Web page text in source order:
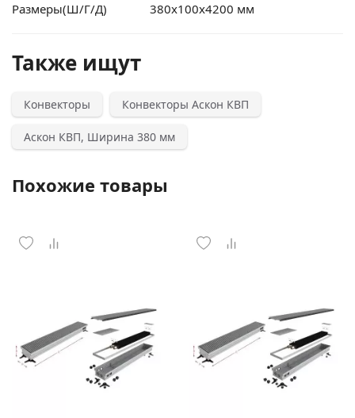
Размеры(Ш/Г/Д)
380x100x4200 мм
Также ищут
Конвекторы Конвекторы Аскон КВП
Аскон КВП, Ширина 380 мм
Похожие товары